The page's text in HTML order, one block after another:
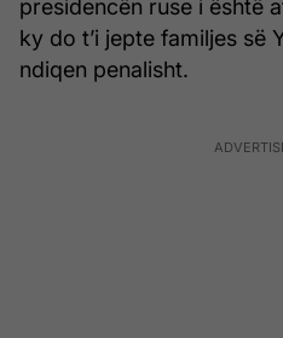
presidencën ruse i është
ky do t’i jepte familjes së
ndiqen penalisht.